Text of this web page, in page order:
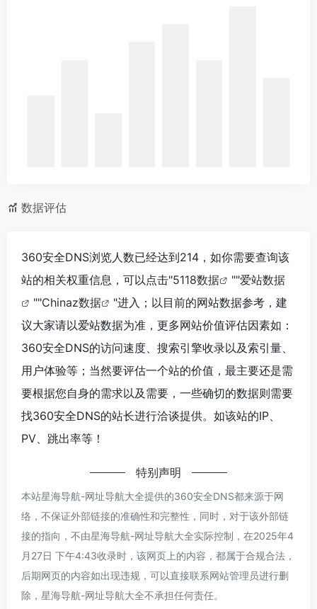
数据评估
360安全DNS浏览人数已经达到214，如你需要查询该
站的相关权重信息，可以点击"5118数据 ""爱站数据
""Chinaz数据
"进入；以目前的网站数据参考，建
议大家请以爱站数据为准，更多网站价值评估因素如：
360安全DNS的访问速度、搜索引擎收录以及索引量、
用户体验等；当然要评估一个站的价值，最主要还是需
要根据您自身的需求以及需要，一些确切的数据则需要
找360安全DNS的站长进行洽谈提供。如该站的IP、
PV、跳出率等！
特别声明
本站星海导航-网址导航大全提供的360安全DNS都来源于网
络，不保证外部链接的准确性和完整性，同时，对于该外部链
接的指向，不由星海导航-网址导航大全实际控制，在2025年4
月27日 下午4:43收录时，该网页上的内容，都属于合规合法，
后期网页的内容如出现违规，可以直接联系网站管理员进行删
除，星海导航-网址导航大全不承担任何责任。